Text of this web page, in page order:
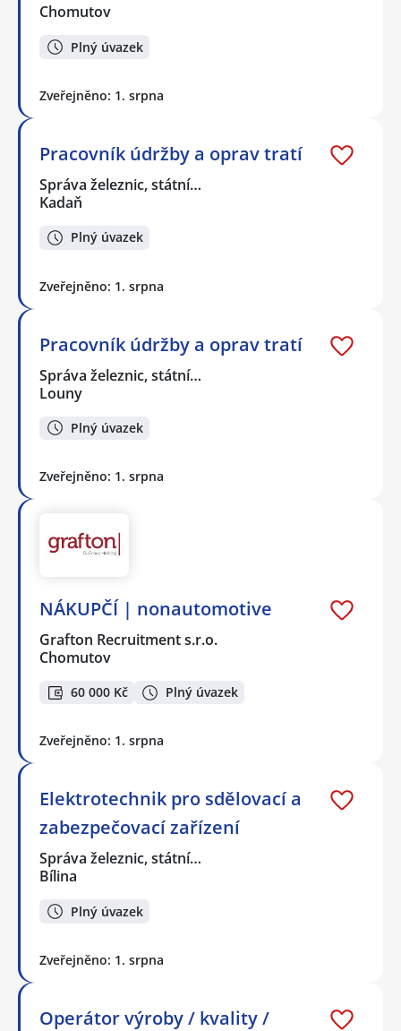
Chomutov
Plný úvazek
Zveřejněno: 1. srpna
Pracovník údržby a oprav tratí
Správa železnic, státní…
Kadaň
Plný úvazek
Zveřejněno: 1. srpna
Pracovník údržby a oprav tratí
Správa železnic, státní…
Louny
Plný úvazek
Zveřejněno: 1. srpna
NÁKUPČÍ | nonautomotive
Grafton Recruitment s.r.o.
Chomutov
60 000 Kč Plný úvazek
Zveřejněno: 1. srpna
Elektrotechnik pro sdělovací a
zabezpečovací zařízení
Správa železnic, státní…
Bílina
Plný úvazek
Zveřejněno: 1. srpna
Operátor výroby / kvality /